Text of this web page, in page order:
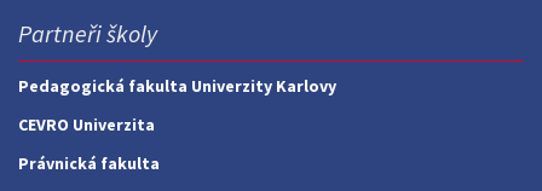
Partneři školy
Pedagogická fakulta Univerzity Karlovy
CEVRO Univerzita
Právnická fakulta